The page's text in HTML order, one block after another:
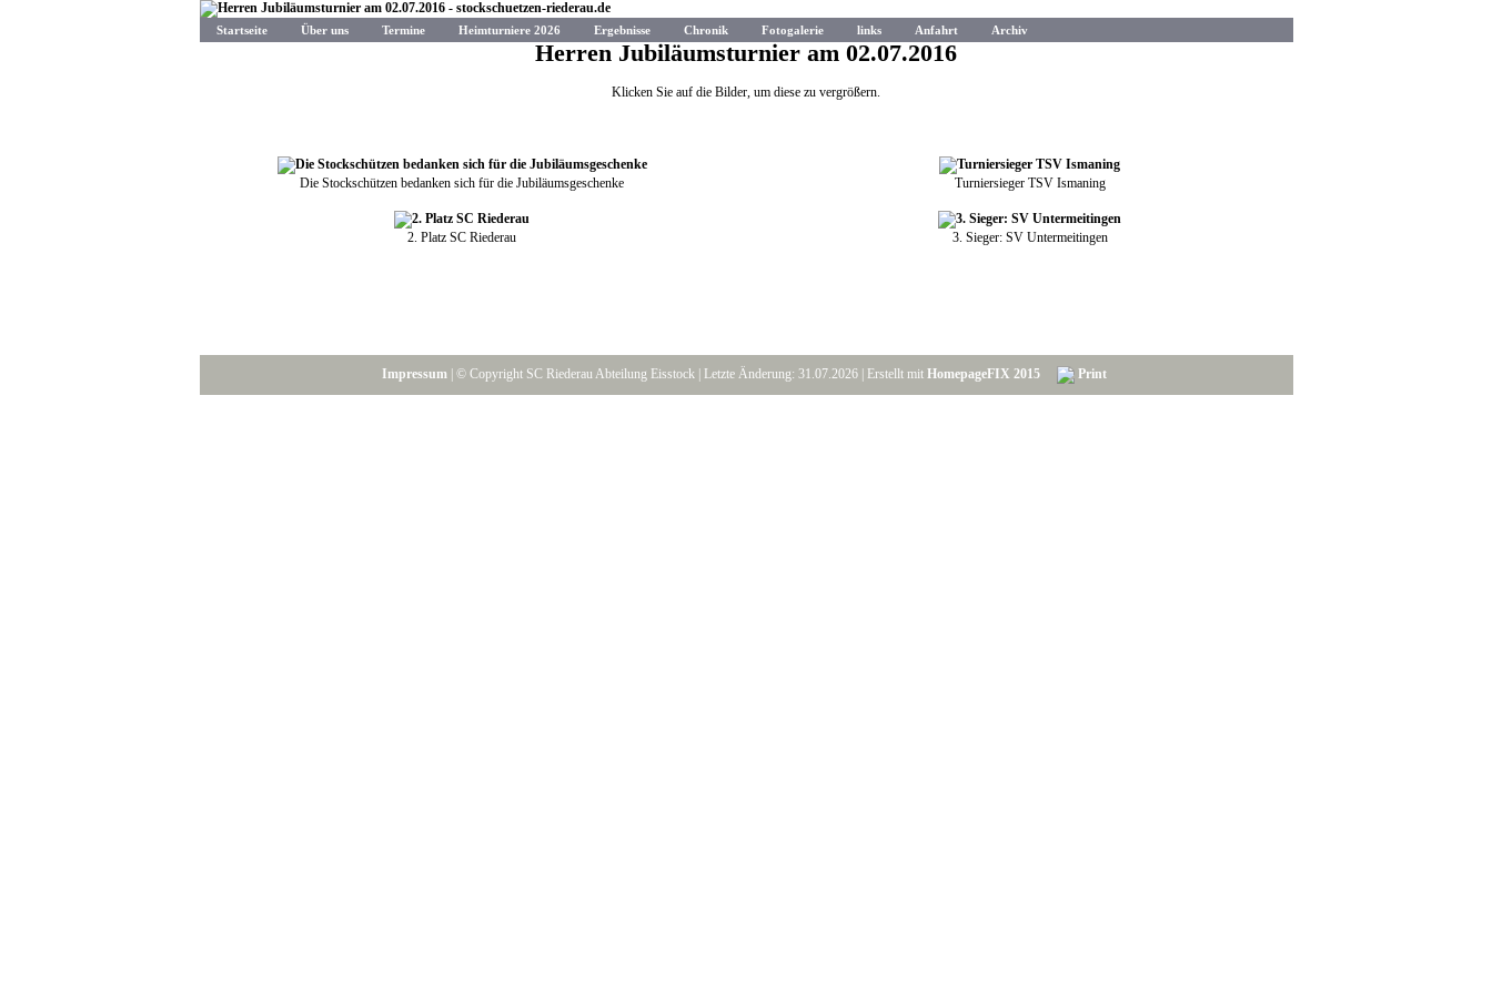
Startseite Über uns Termine Heimturniere 2026 Ergebnisse Chronik Fotogalerie links Anfahrt Archiv
Herren Jubiläumsturnier am 02.07.2016
Klicken Sie auf die Bilder, um diese zu vergrößern.
Die Stockschützen bedanken sich für die Jubiläumsgeschenke Turniersieger TSV Ismaning
2. Platz SC Riederau 3. Sieger: SV Untermeitingen
Impressum | © Copyright SC Riederau Abteilung Eisstock | Letzte Änderung: 31.07.2026 | Erstellt mit HomepageFIX 2015 Print